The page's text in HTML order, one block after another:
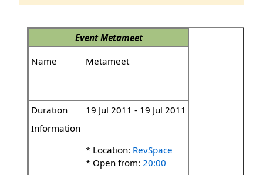
EventMetameet
Name
Metameet
Duration
19 Jul 2011 - 19 Jul 2011
Information
* Location: RevSpace
* Open from: 20:00